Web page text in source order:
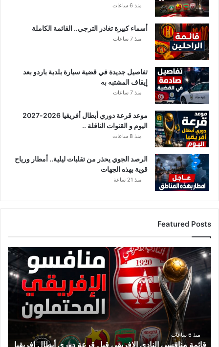
منذ 6 ساعات
أسماء كبيرة تغادر الترجي.. القائمة الكاملة
منذ 7 ساعات
تفاصيل جديدة في قضية سيارة بلدية باردو بعد
إيقاف المشتبه به
منذ 7 ساعات
موعد قرعة دوري أبطال أفريقيا 2026-2027
اليوم و القنوات الناقلة ..
منذ 8 ساعات
الرصد الجوي يحذر من تقلبات ليلية.. أمطار ورياح
قوية بهذه الجهات
منذ 21 ساعة
Featured Posts
ق
ئ
م
س
منذ 6 ساعات
قائمة منافسي النادي الإفريقي قبل قرعة دوري أبطال إفريقيا